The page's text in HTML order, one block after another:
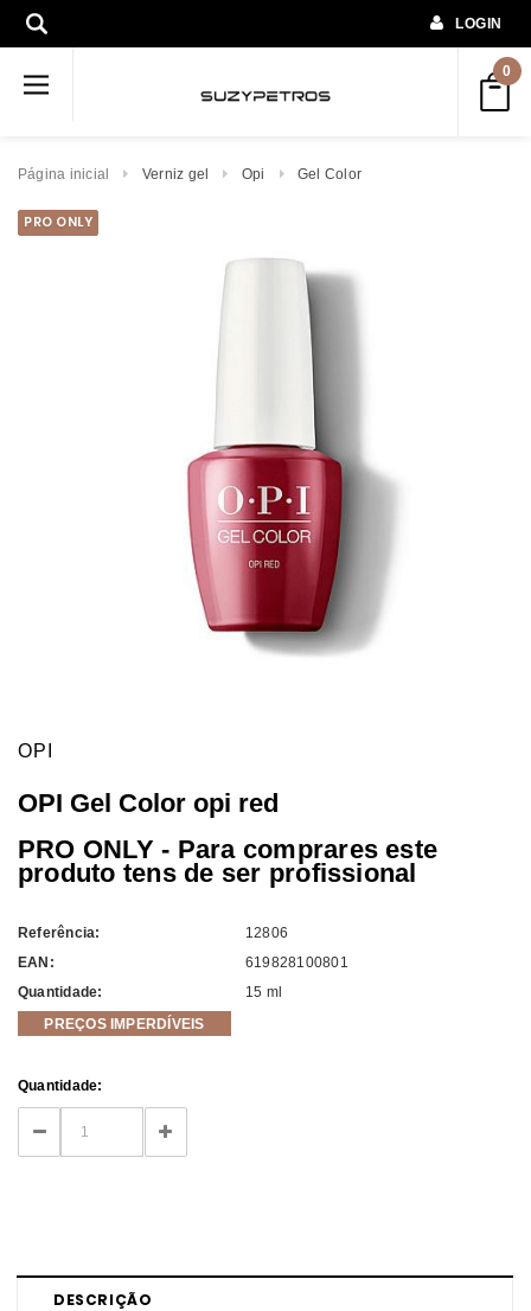
LOGIN
0
Página inicial Verniz gel Opi Gel Color
PRO ONLY
OPI
OPI Gel Color opi red
PRO ONLY - Para comprares este
produto tens de ser profissional
Referência:
12806
EAN:
619828100801
Quantidade:
15 ml
PREÇOS IMPERDÍVEIS
Current
Stock:
Quantidade:
DECREASE
QUANTITY:
INCREASE
QUANTITY:
DESCRIÇÃO